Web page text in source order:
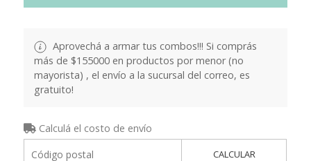
Aprovechá a armar tus combos!!! Si comprás
más de $155000 en productos por menor (no
mayorista) , el envío a la sucursal del correo, es
gratuito!
Calculá el costo de envío
CALCULAR